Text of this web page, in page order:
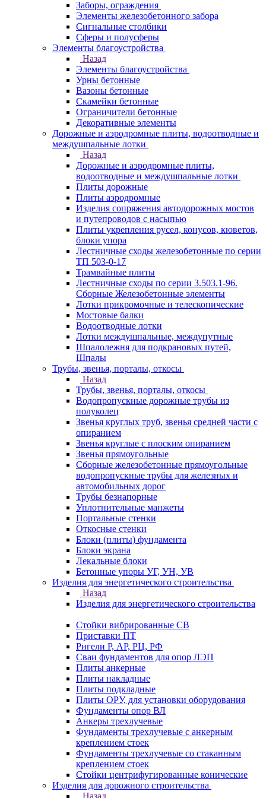
Заборы, ограждения
Элементы железобетонного забора
Сигнальные столбики
Сферы и полусферы
Элементы благоустройства
Назад
Элементы благоустройства
Урны бетонные
Вазоны бетонные
Скамейки бетонные
Ограничители бетонные
Декоративные элементы
Дорожные и аэродромные плиты, водоотводные и
междушпальные лотки
Назад
Дорожные и аэродромные плиты,
водоотводные и междушпальные лотки
Плиты дорожные
Плиты аэродромные
Изделия сопряжения автодорожных мостов
и путепроводов с насыпью
Плиты укрепления русел, конусов, кюветов,
блоки упора
Лестничные сходы железобетонные по серии
ТП 503-0-17
Трамвайные плиты
Лестничные сходы по серии 3.503.1-96.
Сборные Железобетонные элементы
Лотки прикромочные и телескопические
Мостовые балки
Водоотводные лотки
Лотки междушпальные, междупутные
Шпалолежня для подкрановых путей,
Шпалы
Трубы, звенья, порталы, откосы
Назад
Трубы, звенья, порталы, откосы
Водопропускные дорожные трубы из
полуколец
Звенья круглых труб, звенья средней части с
опиранием
Звенья круглые с плоским опиранием
Звенья прямоугольные
Сборные железобетонные прямоугольные
водопропускные трубы для железных и
автомобильных дорог
Трубы безнапорные
Уплотнительные манжеты
Портальные стенки
Откосные стенки
Блоки (плиты) фундамента
Блоки экрана
Лекальные блоки
Бетонные упоры УГ, УН, УВ
Изделия для энергетического строительства
Назад
Изделия для энергетического строительства
Стойки вибрированные СВ
Приставки ПТ
Ригели Р, АР, РЦ, РФ
Сваи фундаментов для опор ЛЭП
Плиты анкерные
Плиты накладные
Плиты подкладные
Плиты ОРУ, для установки оборудования
Фундаменты опор ВЛ
Анкеры трехлучевые
Фундаменты трехлучевые с анкерным
креплением стоек
Фундаменты трехлучевые со стаканным
креплением стоек
Стойки центрифугированные конические
Изделия для дорожного строительства
Назад